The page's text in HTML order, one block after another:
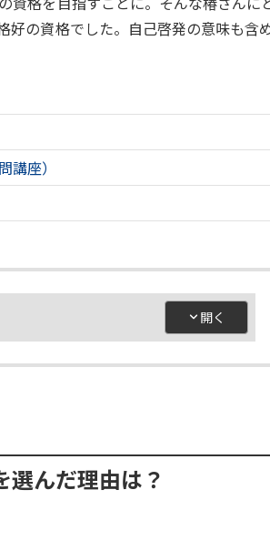
好の資格でした。自己啓発の意味も含
講座）
んだ理由は？